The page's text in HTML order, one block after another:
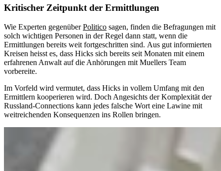
Kritischer Zeitpunkt der Ermittlungen
Wie Experten gegenüberPolitico sagen, finden die Befragungen mit
solch wichtigen Personen in der Regel dann statt, wenn die
Ermittlungen bereits weit fortgeschritten sind. Aus gut informierten
Kreisen heisst es, dass Hicks sich bereits seit Monaten mit einem
erfahrenen Anwalt auf die Anhörungen mit Muellers Team
vorbereite.
Im Vorfeld wird vermutet, dass Hicks in vollem Umfang mit den
Ermittlern kooperieren wird. Doch Angesichts der Komplexität der
Russland-Connections kann jedes falsche Wort eine Lawine mit
weitreichenden Konsequenzen ins Rollen bringen.